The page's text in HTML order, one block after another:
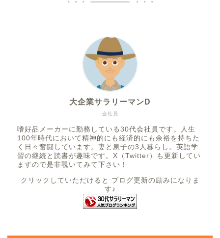
会社員
大企業サラリーマンD
嗜好品メーカーに勤務している30代会社員です。人生
100年時代において精神的にも経済的にも余裕を持ちた
く日々奮闘しています。妻と息子の3人暮らし。英語学
習の継続と読書が趣味です。X（Twitter）も更新してい
ますので是非覗いてみて下さい！
クリックしていただけると ブログ更新の励みになりま
す♪